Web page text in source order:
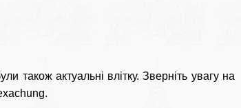
також актуальні влітку. Зверніть увагу на